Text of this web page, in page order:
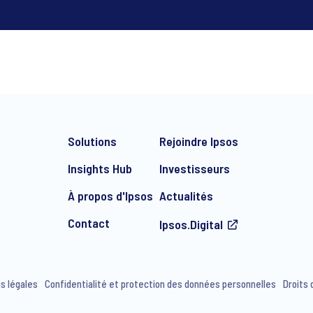
Solutions
Insights Hub
À propos d'Ipsos
Contact
Rejoindre Ipsos
Investisseurs
Actualités
Ipsos.Digital
légales Confidentialité et protection des données personnelles Droits